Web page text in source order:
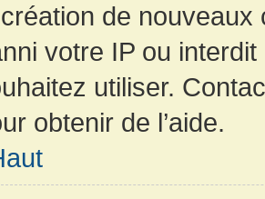
de
votre IP ou
utiliser.
obtenir de l’aide.